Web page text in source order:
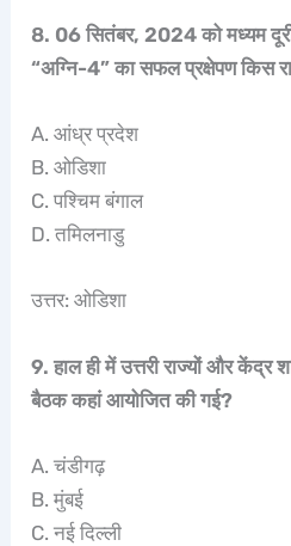
8. 06 सितंबर, 2024 को मध्यम
“अग्नि-4” का सफल प्रक्षेपण किस
A. आंध्र प्रदेश
B. ओडिशा
C. पश्चिम बंगाल
D. तमिलनाडु
उत्तर: ओडिशा
9. हाल ही में उत्तरी राज्यों और केंद्र
बैठक कहां आयोजित की गई?
A. चंडीगढ़
B. मुंबई
C. नई दिल्ली